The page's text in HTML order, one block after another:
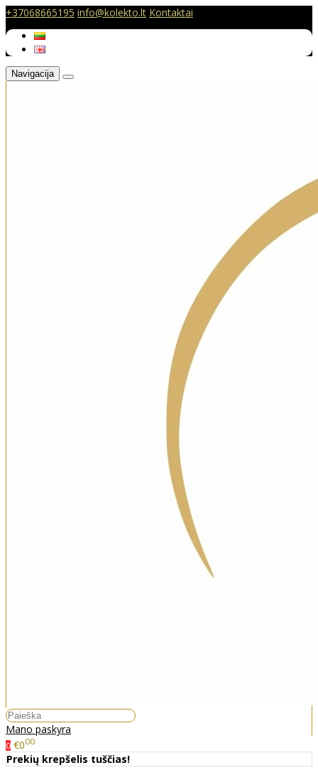
+37068665195 info@kolekto.lt Kontaktai
Navigacija
Mano paskyra
0 €000
Prekių krepšelis tuščias!